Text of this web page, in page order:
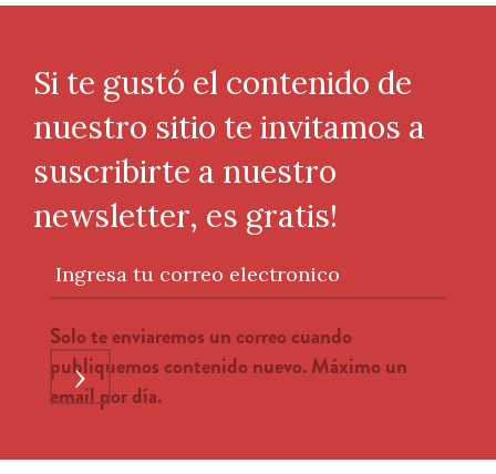
Si te gustó el contenido de
nuestro sitio te invitamos a
suscribirte a nuestro
newsletter, es gratis!
Ingresa tu correo electronico
Solo te enviaremos un correo cuando
publiquemos contenido nuevo. Máximo un
email por día.
›